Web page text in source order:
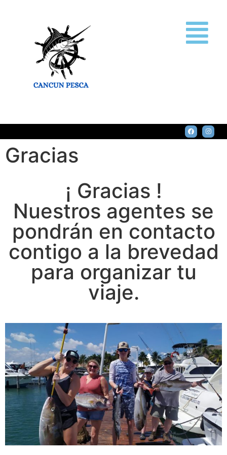
Gracias
¡ Gracias !
Nuestros agentes se
pondrán en contacto
contigo a la brevedad
para organizar tu
viaje.